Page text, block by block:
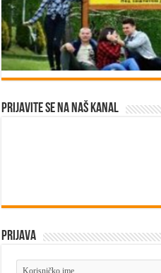
Prijavite se na naš kanal
Prijava